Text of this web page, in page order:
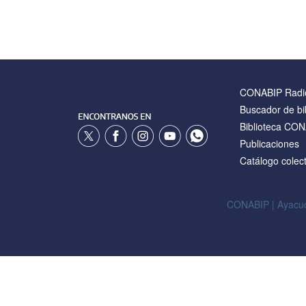
CONABIP
Buscador de
Biblioteca
Publicaciones
Catálogo
CONABIP |